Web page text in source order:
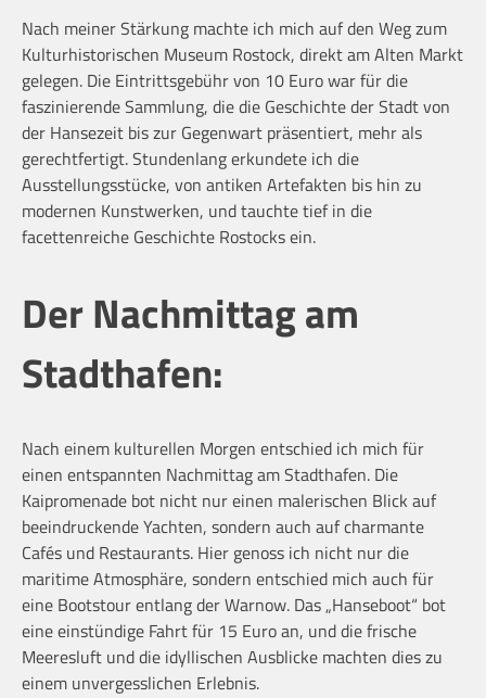
Nach meiner Stärkung machte ich mich auf den Weg zum
Kulturhistorischen Museum Rostock, direkt am Alten Markt
gelegen. Die Eintrittsgebühr von 10 Euro war für die
faszinierende Sammlung, die die Geschichte der Stadt von
der Hansezeit bis zur Gegenwart präsentiert, mehr als
gerechtfertigt. Stundenlang erkundete ich die
Ausstellungsstücke, von antiken Artefakten bis hin zu
modernen Kunstwerken, und tauchte tief in die
facettenreiche Geschichte Rostocks ein.
Der Nachmittag am
Stadthafen:
Nach einem kulturellen Morgen entschied ich mich für
einen entspannten Nachmittag am Stadthafen. Die
Kaipromenade bot nicht nur einen malerischen Blick auf
beeindruckende Yachten, sondern auch auf charmante
Cafés und Restaurants. Hier genoss ich nicht nur die
maritime Atmosphäre, sondern entschied mich auch für
eine Bootstour entlang der Warnow. Das „Hanseboot“ bot
eine einstündige Fahrt für 15 Euro an, und die frische
Meeresluft und die idyllischen Ausblicke machten dies zu
einem unvergesslichen Erlebnis.